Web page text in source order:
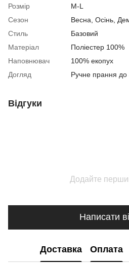
Розмір
M-L
Сезон
Весна Осінь
Стиль
Базовий
Матеріал
Поліестер 100%
Наповнювач
100% екопух
Догляд
Ручне прання
Відгуки
Додайте
Написати
Доставка Оплата